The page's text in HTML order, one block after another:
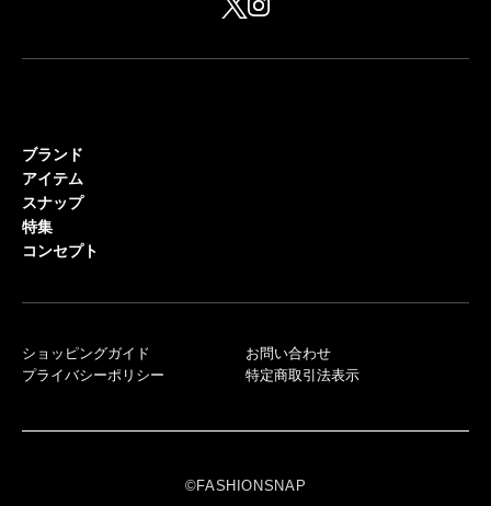
ブランド
アイテム
スナップ
特集
コンセプト
ショッピングガイド
プライバシーポリシー
お問い合わせ
特定商取引法表示
©FASHIONSNAP